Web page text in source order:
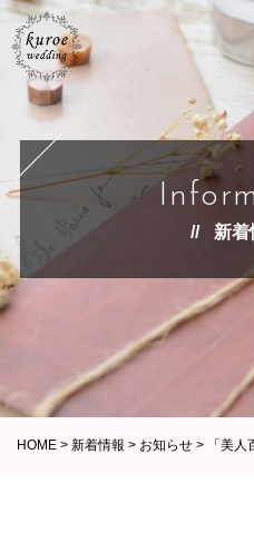
新着
HOME > 新着情報 > お知らせ > 「美